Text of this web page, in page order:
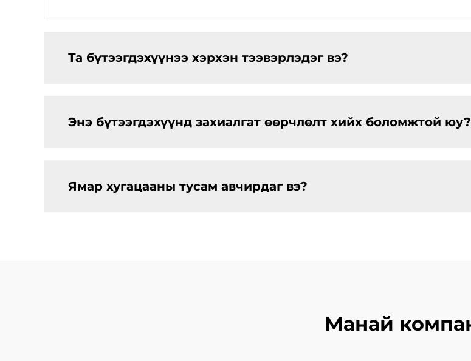
Та бүтээгдэхүүнээ хэрхэн тээвэрлэдэг вэ?
Энэ бүтээгдэхүүнд захиалгат өөрчлөлт хийх боломжтой юу?
Ямар хугацааны тусам авчирдаг вэ?
Манай